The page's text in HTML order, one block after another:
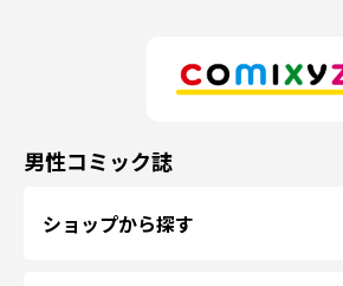
男性コミック誌
ショップから探す